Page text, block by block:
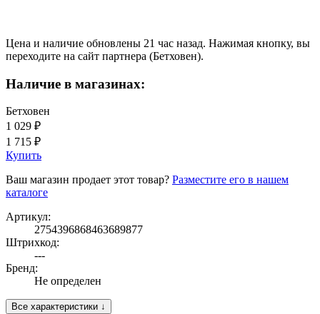
Цена и наличие обновлены 21 час назад. Нажимая кнопку, вы
переходите на сайт партнера (Бетховен).
Наличие в магазинах:
Бетховен
1 029 ₽
1 715 ₽
Купить
Ваш магазин продает этот товар? Разместите его в нашем
каталоге
Артикул:
2754396868463689877
Штрихкод:
---
Бренд:
Не определен
Все характеристики ↓